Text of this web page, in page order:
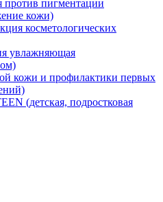
пигментации
кожи)
косметологических
увлажняющая
кожи и профилактики первых
(детская, подростковая